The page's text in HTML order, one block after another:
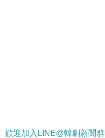
歡迎加入LINE@韓劇新聞群